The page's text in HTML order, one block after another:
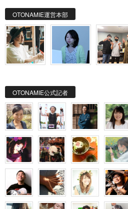
OTONAMIE運営本部
OTONAMIE公式記者